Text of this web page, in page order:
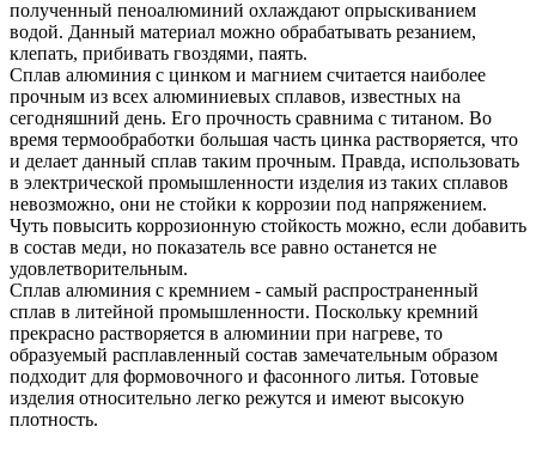
полученный пеноалюминий охлаждают опрыскиванием
водой. Данный материал можно обрабатывать резанием,
клепать, прибивать гвоздями, паять.
Сплав алюминия с цинком и магнием считается наиболее
прочным из всех алюминиевых сплавов, известных на
сегодняшний день. Его прочность сравнима с титаном. Во
время термообработки большая часть цинка растворяется, что
и делает данный сплав таким прочным. Правда, использовать
в электрической промышленности изделия из таких сплавов
невозможно, они не стойки к коррозии под напряжением.
Чуть повысить коррозионную стойкость можно, если добавить
в состав меди, но показатель все равно останется не
удовлетворительным.
Сплав алюминия с кремнием - самый распространенный
сплав в литейной промышленности. Поскольку кремний
прекрасно растворяется в алюминии при нагреве, то
образуемый расплавленный состав замечательным образом
подходит для формовочного и фасонного литья. Готовые
изделия относительно легко режутся и имеют высокую
плотность.